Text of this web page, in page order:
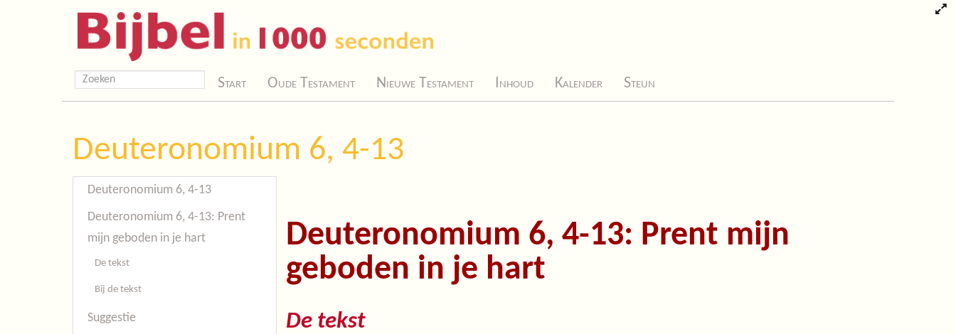
Start Oude Testament Nieuwe Testament Inhoud Kalender Steun
Deuteronomium 6, 4-13
Deuteronomium 6, 4-13
Deuteronomium 6, 4-13: Prent
mijn geboden in je hart
De tekst
Bij de tekst
Suggestie
Deuteronomium 6, 4-13: Prent mijn
geboden in je hart
De tekst